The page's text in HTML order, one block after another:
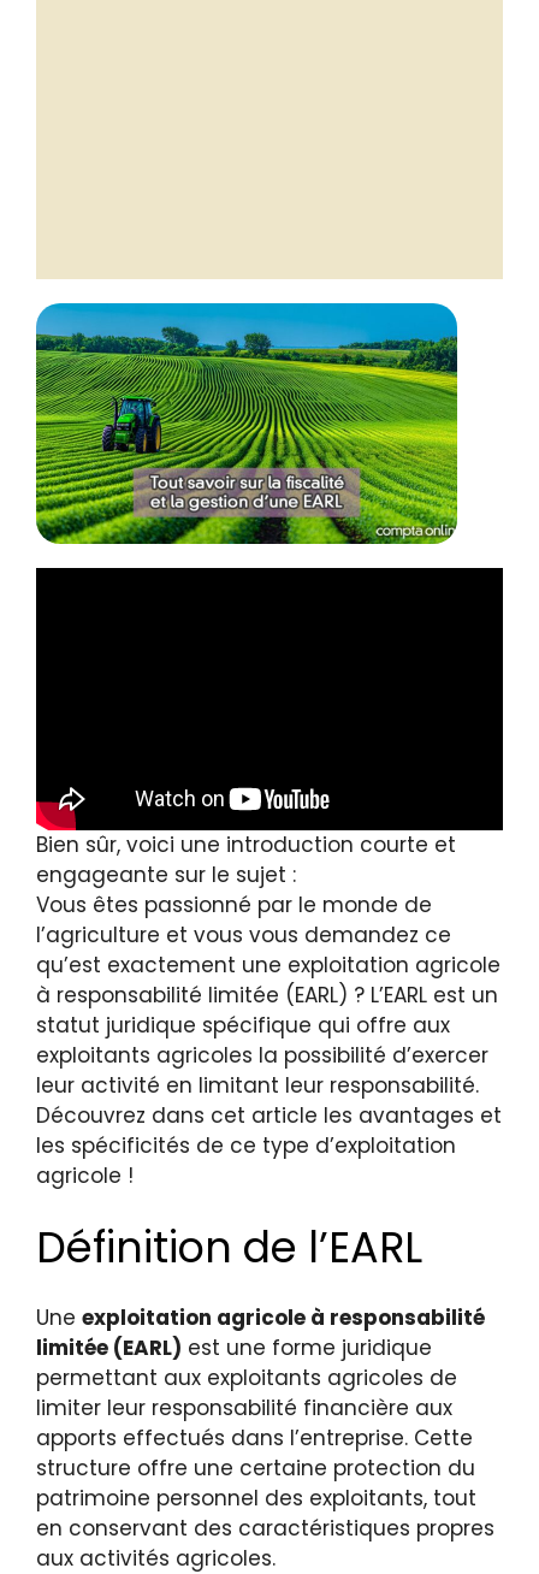
Bien sûr, voici une introduction courte et
engageante sur le sujet :
Vous êtes passionné par le monde de
l’agriculture et vous vous demandez ce
qu’est exactement une exploitation agricole
à responsabilité limitée (EARL) ? L’EARL est un
statut juridique spécifique qui offre aux
exploitants agricoles la possibilité d’exercer
leur activité en limitant leur responsabilité.
Découvrez dans cet article les avantages et
les spécificités de ce type d’exploitation
agricole !
Définition de l’EARL
Une exploitation agricole à responsabilité
limitée (EARL) est une forme juridique
permettant aux exploitants agricoles de
limiter leur responsabilité financière aux
apports effectués dans l’entreprise. Cette
structure offre une certaine protection du
patrimoine personnel des exploitants, tout
en conservant des caractéristiques propres
aux activités agricoles.